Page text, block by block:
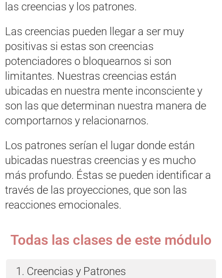
las creencias y los patrones.
Las creencias pueden llegar a ser muy
positivas si estas son creencias
potenciadores o bloquearnos si son
limitantes. Nuestras creencias están
ubicadas en nuestra mente inconsciente y
son las que determinan nuestra manera de
comportarnos y relacionarnos.
Los patrones serían el lugar donde están
ubicadas nuestras creencias y es mucho
más profundo. Éstas se pueden identificar a
través de las proyecciones, que son las
reacciones emocionales.
Todas las clases de este módulo
1. Creencias y Patrones